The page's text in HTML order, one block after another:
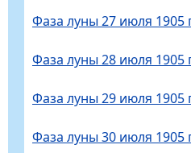
Фаза луны 27 июля 1905
Фаза луны 28 июля 1905
Фаза луны 29 июля 1905
Фаза луны 30 июля 1905